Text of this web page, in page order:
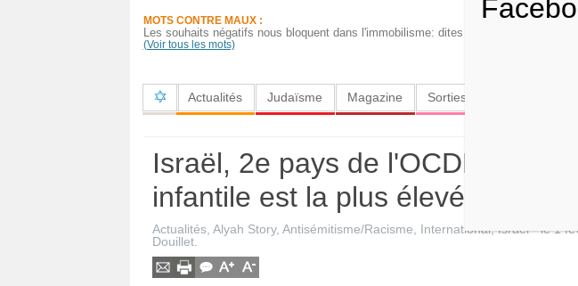
MOTS CONTRE MAUX :
Les souhaits négatifs nous bloquent dans l'immobilisme: dites je veux !
(Voir tous les mots)
Actualités Judaïsme Magazine Sorties
Israël, 2e pays de l'OCDE où la
infantile est la plus élevée
Actualités, Alyah Story, Antisémitisme/Racisme International,Israël- le1
Douillet.